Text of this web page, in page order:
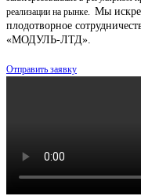
реализации на рынке. Мы
плодотворное
«МОДУЛЬ-ЛТД».
Отправить заявку